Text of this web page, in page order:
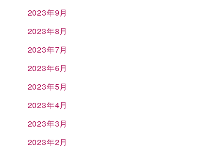
2023年9月
2023年8月
2023年7月
2023年6月
2023年5月
2023年4月
2023年3月
2023年2月